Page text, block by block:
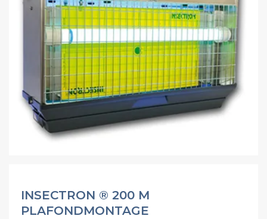
INSECTRON ® 200 M
PLAFONDMONTAGE